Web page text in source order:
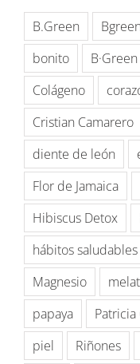
B.Green Bgreen
bonito
B·Green
Colágeno
Cristian Camarero
diente de león
Flor de Jamaica
Hibiscus Detox
hábitos saludables
Magnesio
papaya
Patricia
piel
Riñones